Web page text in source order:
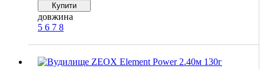
Купити
довжина
5 6 7 8